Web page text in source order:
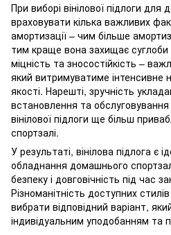
При виборі вінілової підлоги
враховувати кілька важливих
амортизації – чим більше
тим краще вона захищає
міцність та зносостійкість –
який витримуватиме інтенсивне
якості. Нарешті, зручність
встановлення та
вінілової підлоги ще більш
спортзалі.
У результаті, вінілова підлога є
обладнання домашнього
безпеку і довговічність під час
Різноманітність доступних
вибрати відповідний варіант,
індивідуальним уподобанням та